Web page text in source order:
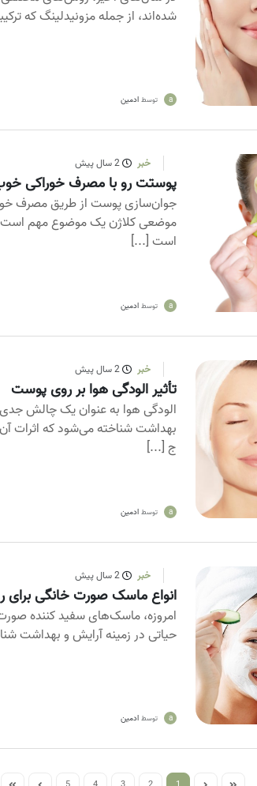
شده‌اند، از جمله مزونیدلینگ که
a توسطادمین
خبر 2 سال پیش
پوستت رو با مصرف خوراکی
جوان‌سازی پوست از طریق مصرف
موضعی کلاژن یک موضوع مهم
است [...]
a توسطادمین
خبر 2 سال پیش
تأثیر الودگی هوا بر روی پوست
الودگی هوا به عنوان یک چالش
بهداشت شناخته می‌شود که اثرات
ج [...]
a توسطادمین
خبر 2 سال پیش
انواع ماسک صورت خانگی
امروزه، ماسک‌های سفید کننده صورت
حیاتی در زمینه آرایش و بهداشت
a توسطادمین